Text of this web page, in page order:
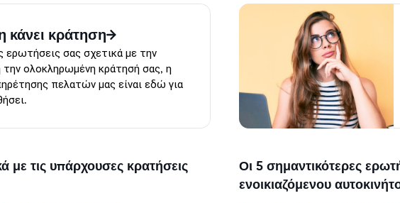
κράτηση
ερωτήσεις σας σχετικά με την
την ολοκληρωμένη κράτησή σας, η
πελατών μας είναι εδώ για
με τις υπάρχουσες κρατήσεις
Οι 5 σημαντικότερες
ενοικιαζόμενου